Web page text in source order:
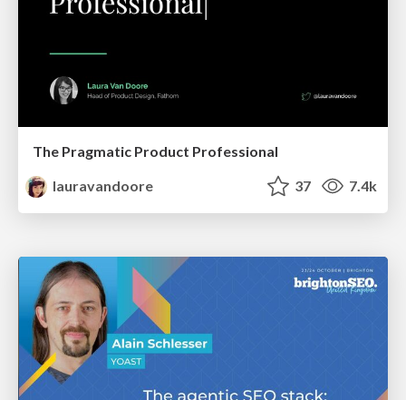
The Pragmatic Product Professional
lauravandoore
37 7.4k